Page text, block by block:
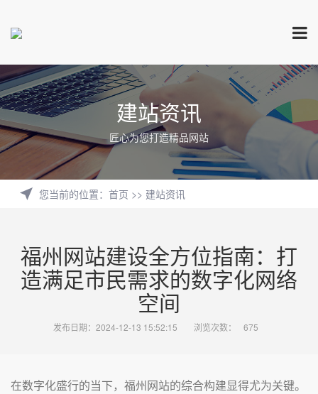
建站资讯
匠心为您打造精品网站
您当前的位置： 首页 >> 建站资讯
福州网站建设全方位指南：打
造满足市民需求的数字化网络
空间
发布日期：2024-12-13 15:52:15 浏览次数： 675
在数字化盛行的当下，福州网站的综合构建显得尤为关键。